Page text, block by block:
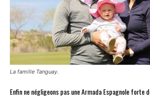
La famille Tanguay.
Enfin ne négligeons pas une Armada Espagnole forte